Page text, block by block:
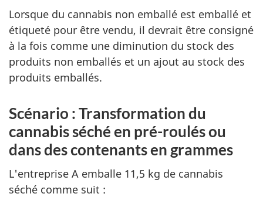
Lorsque du cannabis non emballé est emballé et
étiqueté pour être vendu, il devrait être consigné
à la fois comme une diminution du stock des
produits non emballés et un ajout au stock des
produits emballés.
Scénario : Transformation du
cannabis séché en pré-roulés ou
dans des contenants en grammes
L'entreprise A emballe 11,5 kg de cannabis
séché comme suit :